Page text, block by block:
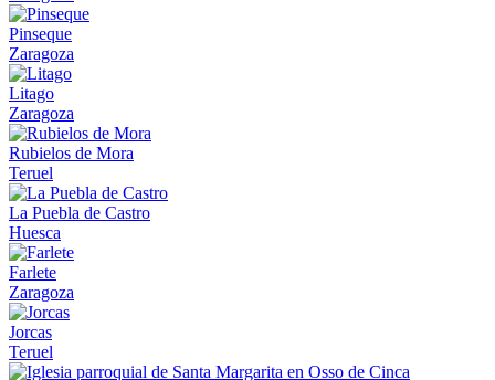
Pinseque
Zaragoza
Litago
Zaragoza
Rubielos de Mora
Teruel
La Puebla de Castro
Huesca
Farlete
Zaragoza
Jorcas
Teruel